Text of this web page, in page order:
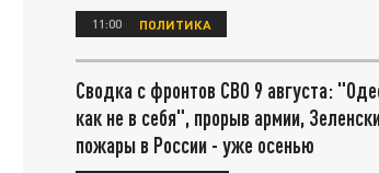
11:00 ПОЛИТИКА
Сводка с фронтов СВО 9 августа:
как не в себя", прорыв армии,
пожары в России - уже осенью